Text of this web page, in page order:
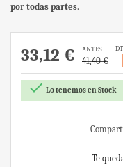
por todas partes.
33,12 € ANTES
41,40 €
 Lo tenemos en Stock
Te